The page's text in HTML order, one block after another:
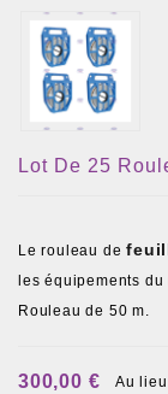
Lot De 25
Le rouleau de
les équipements
Rouleau de 50 m.
300,00 € Au